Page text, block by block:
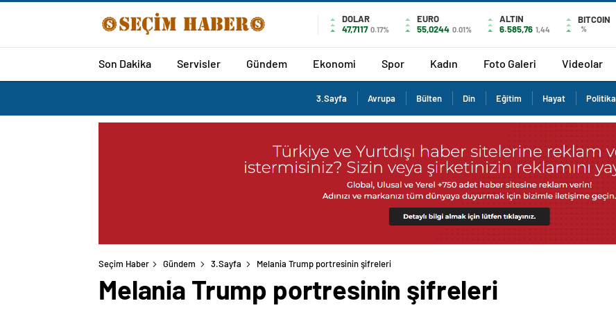
DOLAR
47,7117 0.17%
EURO
55,0244 0.01%
ALTIN
6.585,76 1,44
BITCOIN
%
Son Dakika Servisler Gündem Ekonomi Spor Kadın Foto Galeri Videolar
3.Sayfa Avrupa Bülten Din Eğitim Hayat Politika
Seçim Haber Gündem 3.Sayfa Melania Trump portresinin şifreleri
Melania Trump portresinin şifreleri